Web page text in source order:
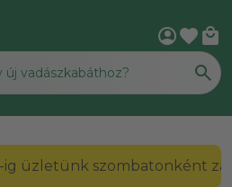
account_circlefavorite local_mall
22-ig üzletünk